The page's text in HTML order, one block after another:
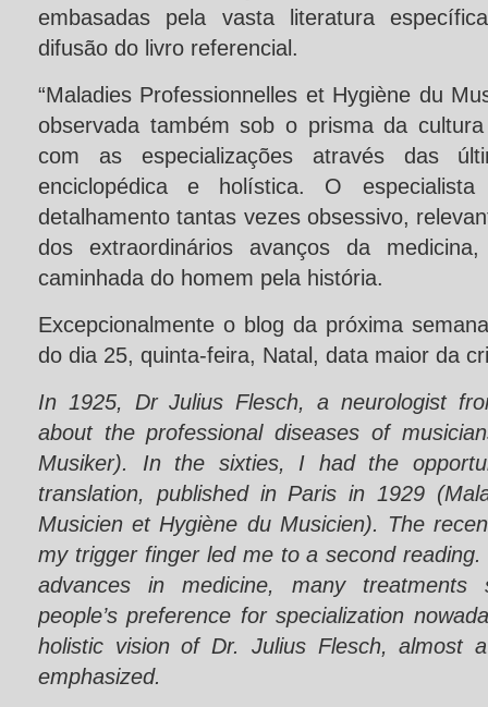
embasadas pela vasta literatura
difusão do livro referencial.
“Maladies Professionnelles et Hygiène du
observada também sob o prisma da
com as especializações através das
enciclopédica e holística. O
detalhamento tantas vezes obsessivo,
dos extraordinários avanços da
caminhada do homem pela história.
Excepcionalmente o blog da próxima
do dia 25, quinta-feira, Natal, data maior da
In 1925, Dr Julius Flesch, a neurologist
about the professional diseases of
Musiker). In the sixties, I had the
translation, published in Paris in 1929
Musicien et Hygiène du Musicien). The
my trigger finger led me to a second
advances in medicine, many treatments
people’s preference for specialization
holistic vision of Dr. Julius Flesch, almost
emphasized.